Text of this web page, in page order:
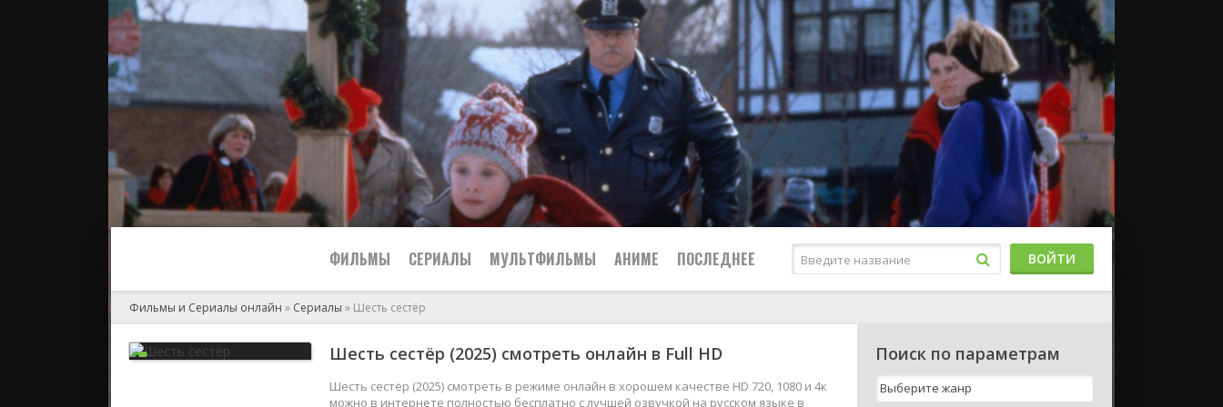
ФИЛЬМЫ
2024
Боевики
Военные
Мелодрамы
Приключения
СЕРИАЛЫ МУЛЬТФИЛЬМЫ АНИМЕ ПОСЛЕДНЕЕ
2024
ВОЙТИ
Фильмы и Сериалы онлайн » Сериалы » Шесть сестёр
Шесть сестёр (2025) смотреть онлайн в Full HD
Шесть сестёр (2025) смотреть в режиме онлайн в хорошем качестве HD 720, 1080 и 4к
можно в интернете полностью бесплатно с лучшей озвучкой на русском языке в
Поиск по параметрам